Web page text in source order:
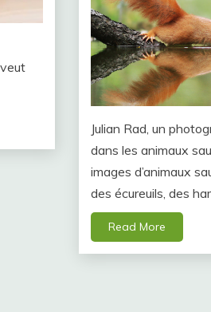
Julian Rad, un
dans les animaux
images d’animaux
des écureuils, des
Read More